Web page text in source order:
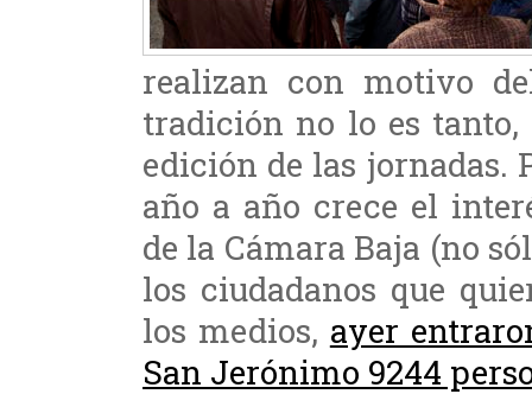
realizan con motivo
tradición no lo es tanto,
edición de las jornadas.
año a año crece el
de la Cámara Baja (no
los ciudadanos que
los medios, ayer
San Jerónimo 9244